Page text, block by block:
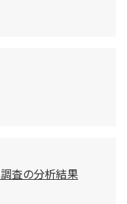
査の分析結果